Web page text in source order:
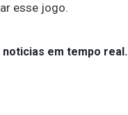
esse jogo.
noticias em tempo real.